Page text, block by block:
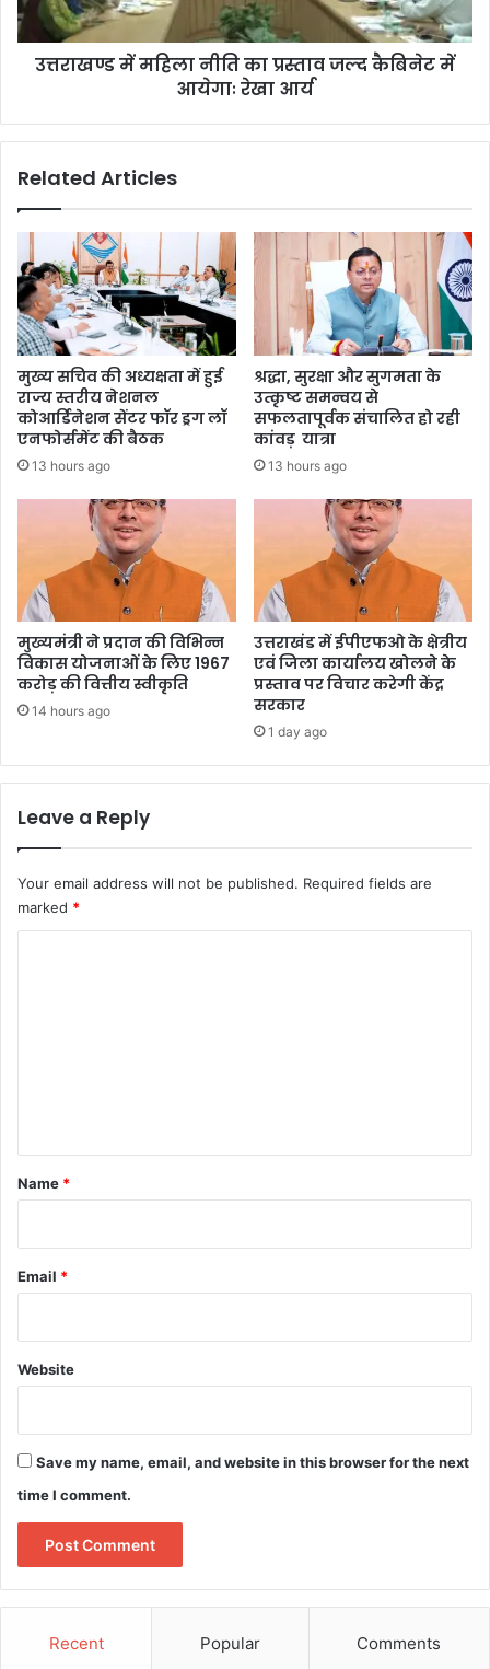
उत्तराखण्ड में महिला नीति का प्रस्ताव जल्द कैबिनेट में
आयेगाः रेखा आर्य
Related Articles
मुख्य सचिव की अध्यक्षता में हुई
राज्य स्तरीय नेशनल
कोआर्डिनेशन सेंटर फॉर ड्रग लॉ
एनफोर्समेंट की बैठक
13 hours ago
श्रद्धा, सुरक्षा और सुगमता के
उत्कृष्ट समन्वय से
सफलतापूर्वक संचालित हो रही
कांवड़ यात्रा
13 hours ago
मुख्यमंत्री ने प्रदान की विभिन्न
विकास योजनाओं के लिए 1967
करोड़ की वित्तीय स्वीकृति
14 hours ago
उत्तराखंड में ईपीएफओ के क्षेत्रीय
एवं जिला कार्यालय खोलने के
प्रस्ताव पर विचार करेगी केंद्र
सरकार
1 day ago
Leave a Reply
Your email address will not be published. Required fields are
marked *
*
Name *
Email *
Website
Save my name, email, and website in this browser for the next
time I comment.
Recent Popular Comments